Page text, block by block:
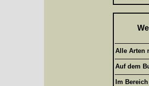
Alle Arten
Auf dem
Im